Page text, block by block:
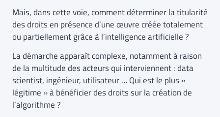
Mais, dans cette voie, comment déterminer la titularité
des droits en présence d’une œuvre créée totalement
ou partiellement grâce à l’intelligence artificielle ?
La démarche apparaît complexe, notamment à raison
de la multitude des acteurs qui interviennent : data
scientist, ingénieur, utilisateur … Qui est le plus «
légitime » à bénéficier des droits sur la création de
l’algorithme ?